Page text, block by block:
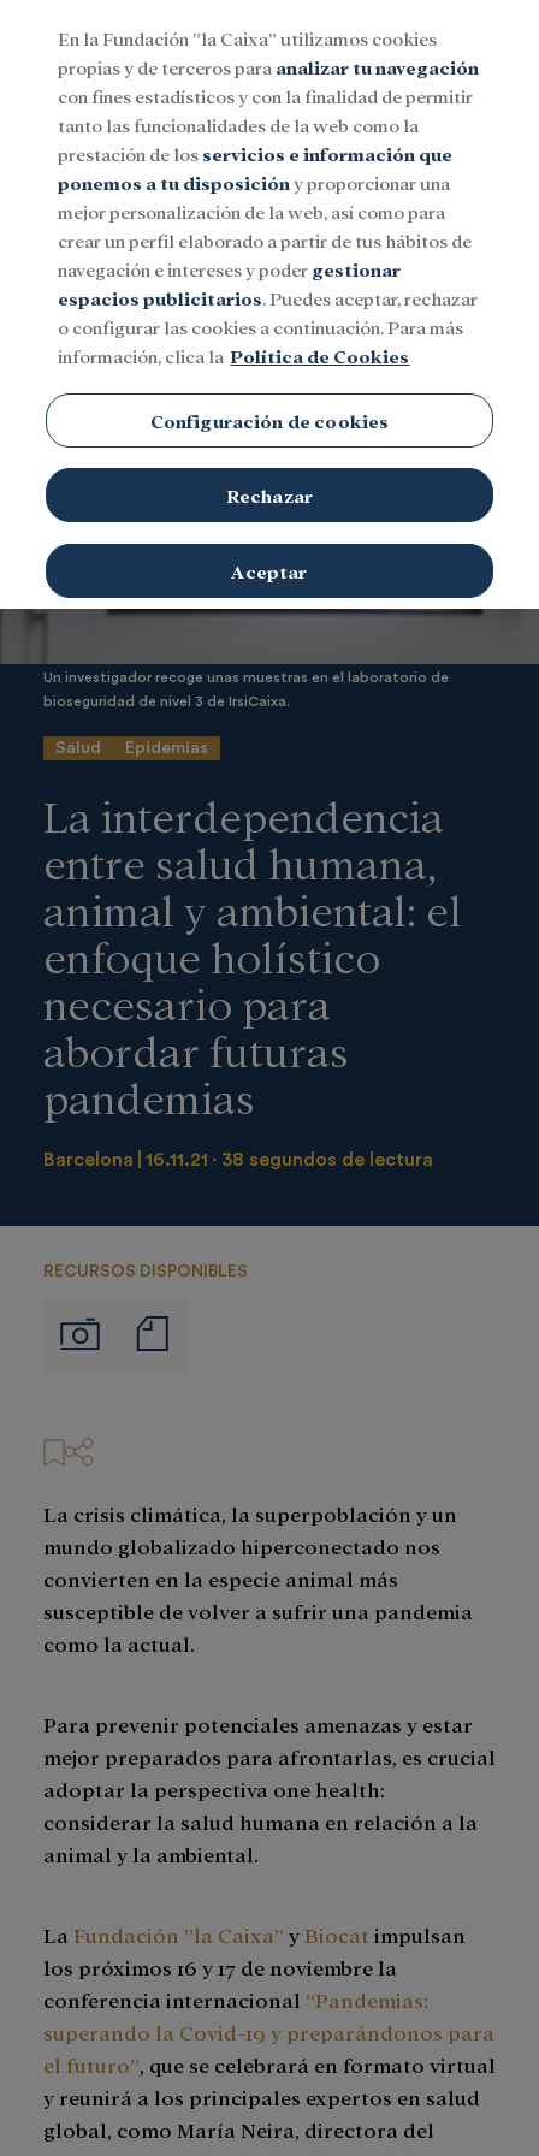
Menu
SocialInvestigación y becasCultura
Un investigador recoge unas muestras en el laboratorio de
bioseguridad de nivel 3 de IrsiCaixa.
Salud Epidemias
La interdependencia
entre salud humana,
animal y ambiental: el
enfoque holístico
necesario para
abordar futuras
pandemias
Barcelona 16.11.21 38 segundos de lectura
RECURSOS DISPONIBLES
Imágenes
de
La crisis climática, la superpoblación y un
mundo globalizado hiperconectado nos
convierten en la especie animal más
susceptible de volver a sufrir una pandemia
como la actual.
Para prevenir potenciales amenazas y estar
mejor preparados para afrontarlas, es crucial
adoptar la perspectiva one health:
considerar la salud humana en relación a la
animal y la ambiental.
La Fundación ”la Caixa” y Biocat impulsan
los próximos 16 y 17 de noviembre la
conferencia internacional “Pandemias:
superando la Covid-19 y preparándonos para
el futuro”, que se celebrará en formato virtual
y reunirá a los principales expertos en salud
global, como María Neira, directora del
En la Fundación ”la Caixa” utilizamos cookies
propias y de terceros para analizar tu navegación
con fines estadísticos y con la finalidad de permitir
tanto las funcionalidades de la web como la
prestación de los servicios e información que
ponemos a tu disposición y proporcionar una
mejor personalización de la web, así como para
crear un perfil elaborado a partir de tus hábitos de
navegación e intereses y poder gestionar
espacios publicitarios. Puedes aceptar, rechazar
o configurar las cookies a continuación. Para más
información, clica la Política de Cookies
Configuración de cookies
Rechazar
Aceptar